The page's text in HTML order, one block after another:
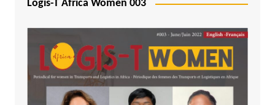
Logis-T Africa Women 003